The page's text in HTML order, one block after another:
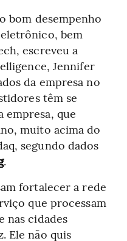
bom desempenho
bem
escreveu a
Jennifer
da empresa no
têm se
empresa, que
muito acima do
segundo dados
.
fortalecer a rede
que processam
nas cidades
Ele não quis